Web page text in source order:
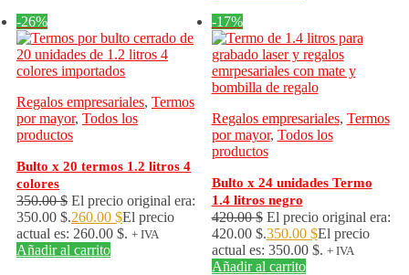
-26%
Regalos empresariales, Termos
por mayor, Todos los
productos
Bulto x 20 termos 1.2 litros 4
colores
350.00$ El precio original era:
350.00 $.260.00 $El precio
actual es: 260.00 $. + IVA
Añadir al carrito
-17%
Regalos empresariales, Termos
por mayor, Todos los
productos
Bulto x 24 unidades Termo
1.4 litros negro
420.00$ El precio original era:
420.00 $.350.00 $El precio
actual es: 350.00 $. + IVA
Añadir al carrito